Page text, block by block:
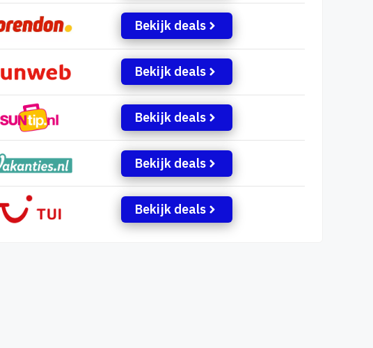
Bekijk deals
Bekijk deals
Bekijk deals
Bekijk deals
Bekijk deals